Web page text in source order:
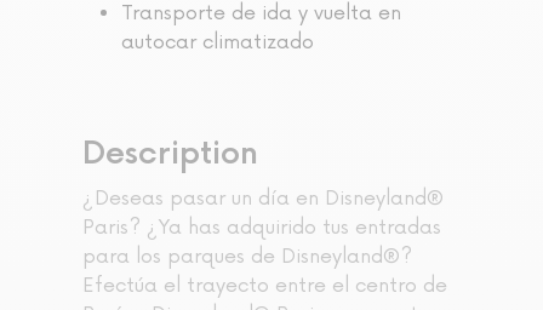
Transporte de ida y vuelta en
autocar climatizado
Description
¿Deseas pasar un día en Disneyland®
Paris? ¿Ya has adquirido tus entradas
para los parques de Disneyland®?
Efectúa el trayecto entre el centro de